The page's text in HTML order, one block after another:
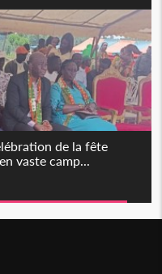
de la fête
vaste camp...